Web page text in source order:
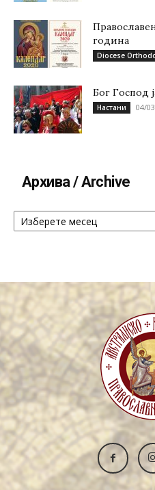
година
Diocese
Бог Господ
Настани 04/
Архива / Archive
Архива